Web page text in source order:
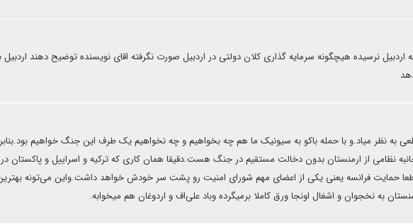
نرسیده هیچگونه سرمایه گذاری کلان دولتی در اردبیل صورت نگرفته اقای نویسنده توضیح دهند اردبیل
به نظر میاد.و با حمله باکو به سیونیک ما هم چه بخواهیم و چه نخواهیم یک طرف این جنگ خواهیم
نظامی از ارمنستان بدون دخالت مستقیم در جنگ هست.دقیقا همان کاری که ترکیه و اسراییل و پاکستان در
قطعا حمایت فرانسه یعنی یکی از اعضای مهم شورای امنیت رو پشت سر خودش خواهد داشت.واین می‌تونه
به نخجوان و اشغال اونجا ورق کاملا برمیگرده وباد علی‌اف و اردوغان هم میخوابه.